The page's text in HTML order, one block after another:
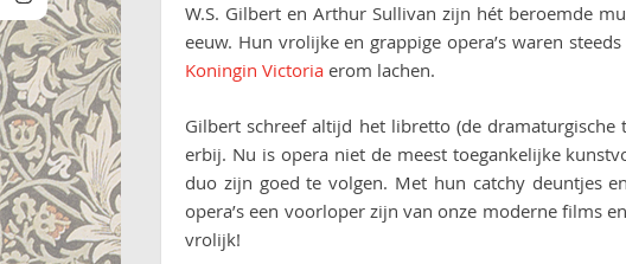
W.S. Gilbert en Arthur Sullivan zijn hét beroemde
eeuw. Hun vrolijke en grappige opera’s waren
Koningin Victoria erom lachen.
Gilbert schreef altijd het libretto (de dramaturgische
erbij. Nu is opera niet de meest toegankelijke
duo zijn goed te volgen. Met hun catchy deuntjes
opera’s een voorloper zijn van onze moderne films
vrolijk!